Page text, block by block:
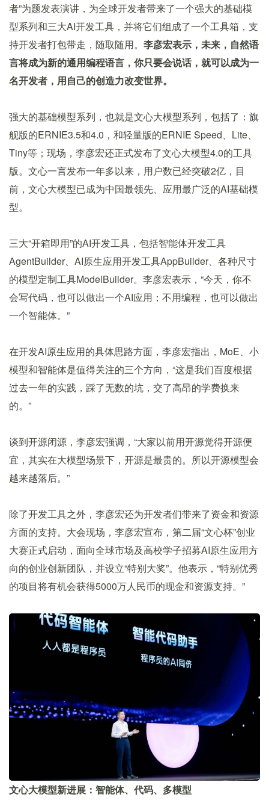
者”为题发表演讲，为全球开发者带来了一个强大的基础模
型系列和三大AI开发工具，并将它们组成了一个工具箱，支
持开发者打包带走，随取随用。 李彦宏表示，未来，自然语
言将成为新的通用编程语言，你只要会说话，就可以成为一
名开发者，用自己的创造力改变世界。
强大的基础模型系列，也就是文心大模型系列，包括了：旗
舰版的ERNIE3.5和4.0，和轻量版的ERNIE Speed、Lite、
Tiny等；现场，李彦宏还正式发布了文心大模型4.0的工具
版。文心一言发布一年多以来，用户数已经突破2亿，目
前，文心大模型已成为中国最领先、应用最广泛的AI基础模
型。
三大“开箱即用”的AI开发工具，包括智能体开发工具
AgentBuilder、AI原生应用开发工具AppBuilder、各种尺寸
的模型定制工具ModelBuilder。李彦宏表示，“今天，你不
会写代码，也可以做出一个AI应用；不用编程，也可以做出
一个智能体。”
在开发AI原生应用的具体思路方面，李彦宏指出，MoE、小
模型和智能体是值得关注的三个方向，“这是我们百度根据
过去一年的实践，踩了无数的坑，交了高昂的学费换来
的。”
谈到开源闭源，李彦宏强调，“大家以前用开源觉得开源便
宜，其实在大模型场景下，开源是最贵的。所以开源模型会
越来越落后。”
除了开发工具之外，李彦宏还为开发者们带来了资金和资源
方面的支持。大会现场，李彦宏宣布，第二届“文心杯”创业
大赛正式启动，面向全球市场及高校学子招募AI原生应用方
向的创业创新团队，并设立“特别大奖”。他表示，“特别优秀
的项目将有机会获得5000万人民币的现金和资源支持。”
文心大模型新进展：智能体、代码、多模型